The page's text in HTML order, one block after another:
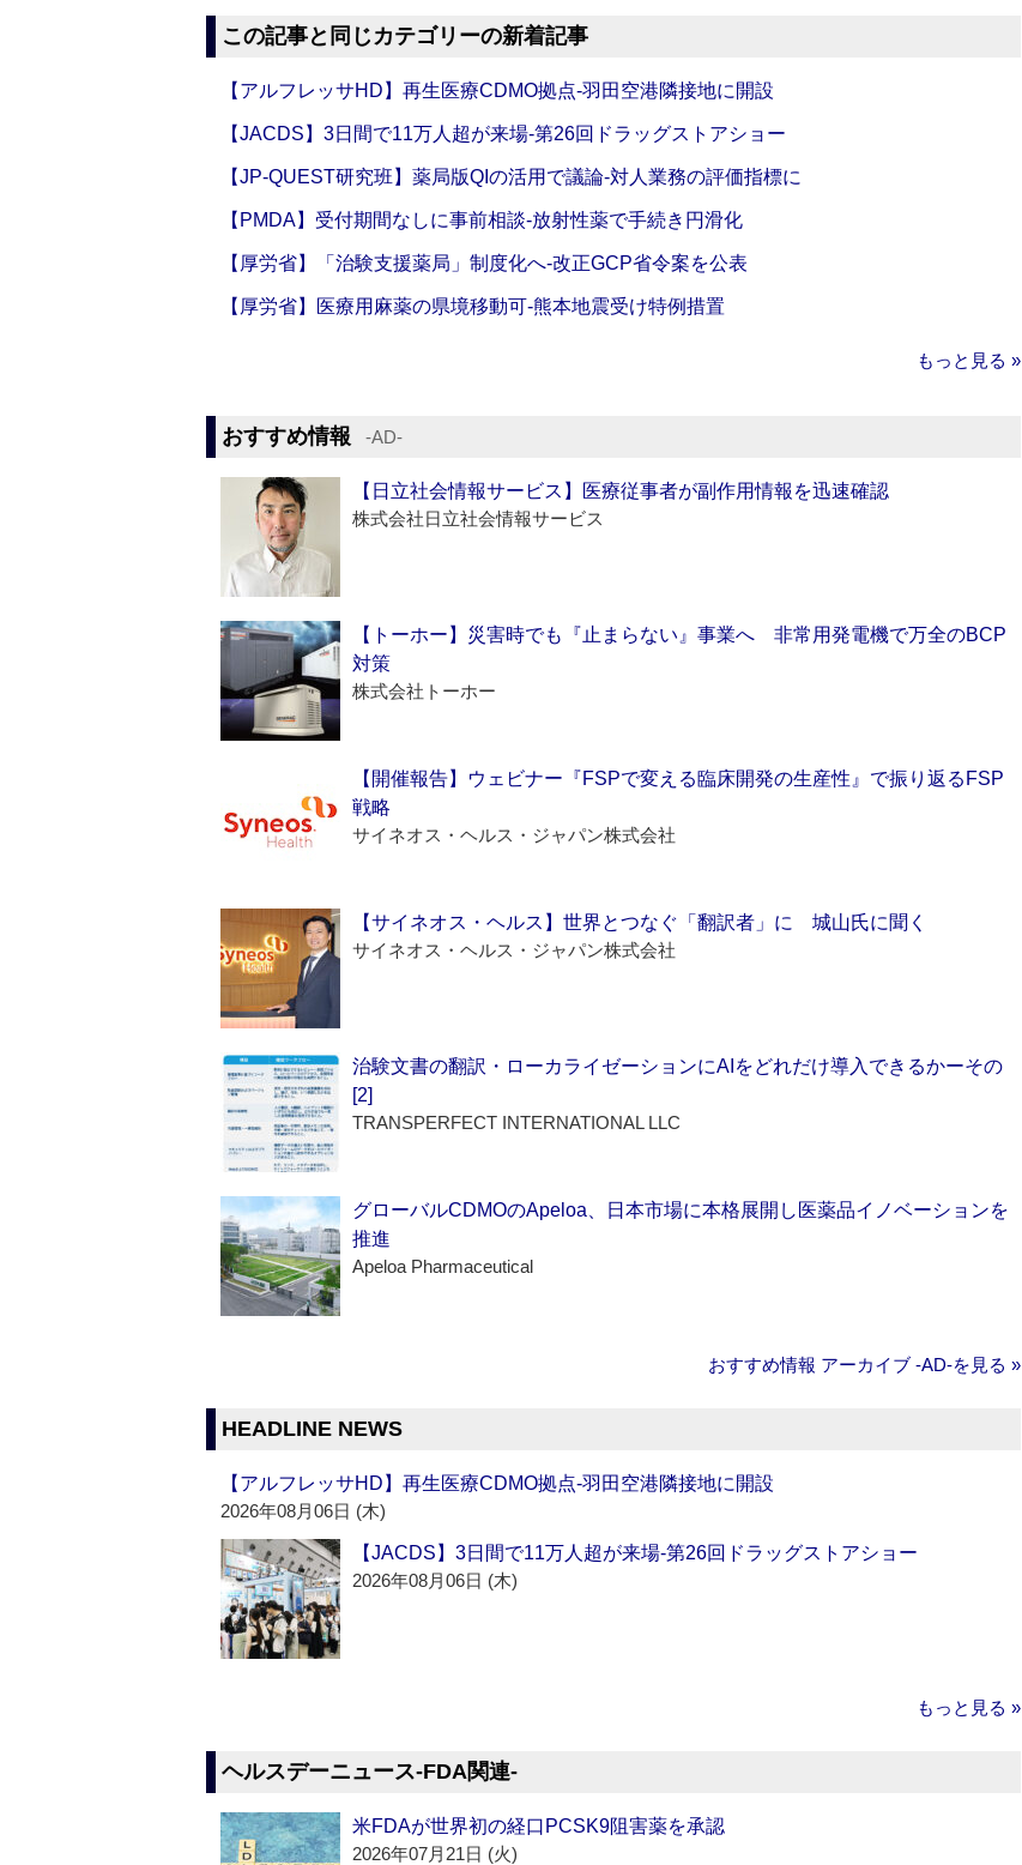
この記事と同じカテゴリーの新着記事
【アルフレッサHD】再生医療CDMO拠点‐羽田空港隣接地に開設
【JACDS】3日間で11万人超が来場‐第26回ドラッグストアショー
【JP-QUEST研究班】薬局版QIの活用で議論‐対人業務の評価指標に
【PMDA】受付期間なしに事前相談‐放射性薬で手続き円滑化
【厚労省】「治験支援薬局」制度化へ‐改正GCP省令案を公表
【厚労省】医療用麻薬の県境移動可‐熊本地震受け特例措置
もっと見る »
おすすめ情報 ‐AD‐
【日立社会情報サービス】医療従事者が副作用情報を迅速確認
株式会社日立社会情報サービス
【トーホー】災害時でも『止まらない』事業へ 非常用発電機で万全のBCP
対策
株式会社トーホー
【開催報告】ウェビナー『FSPで変える臨床開発の生産性』で振り返るFSP
戦略
サイネオス・ヘルス・ジャパン株式会社
【サイネオス・ヘルス】世界とつなぐ「翻訳者」に 城山氏に聞く
サイネオス・ヘルス・ジャパン株式会社
治験文書の翻訳・ローカライゼーションにAIをどれだけ導入できるかーその
[2]
TRANSPERFECT INTERNATIONAL LLC
グローバルCDMOのApeloa、日本市場に本格展開し医薬品イノベーションを
推進
Apeloa Pharmaceutical
おすすめ情報 アーカイブ ‐AD‐を見る »
HEADLINE NEWS
【アルフレッサHD】再生医療CDMO拠点‐羽田空港隣接地に開設
2026年08月06日 (木)
【JACDS】3日間で11万人超が来場‐第26回ドラッグストアショー
2026年08月06日 (木)
もっと見る »
ヘルスデーニュース‐FDA関連‐
米FDAが世界初の経口PCSK9阻害薬を承認
2026年07月21日 (火)